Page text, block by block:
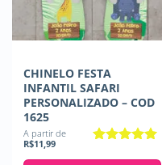
CHINELO FESTA
INFANTIL SAFARI
PERSONALIZADO – COD
1625
A partir de
R$11,99